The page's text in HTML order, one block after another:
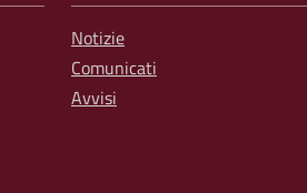
Notizie
Comunicati
Avvisi